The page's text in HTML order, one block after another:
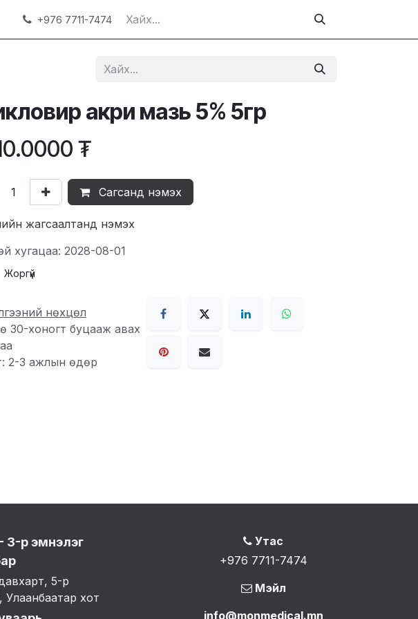
+976 7711-7474
акри мазь 5% 5гр
₮
Сагсанд нэмэх
жагсаалтанд нэмэх
хугацаа: 2028-08-01
Жоргүй
нөхцөл
30-хоногт буцааж авах
2-3 ажлын өдөр
Утас
+976 7711-7474
Мэйл
info@monmedical.mn
3-р эмнэлэг
5-р
Улаанбаатар хот